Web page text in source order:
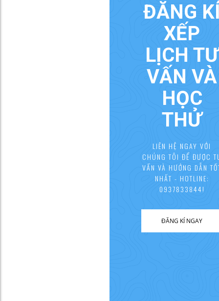
ĐĂNG
XẾP
LỊCH TƯ
VẤN VÀ
HỌC
THỬ
LIÊN HỆ NGAY VỚI
CHÚNG TÔI ĐỂ ĐƯỢC
VẤN VÀ HƯỚNG DẪN
NHẤT - HOTLINE:
0937833844!
ĐĂNG KÍ NGAY